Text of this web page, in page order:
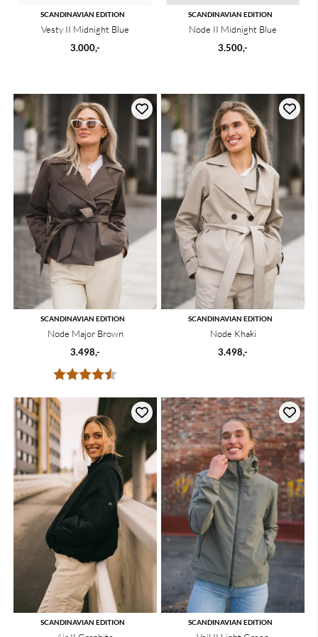
SCANDINAVIAN EDITION
Vesty II Midnight Blue
3.000,-
SCANDINAVIAN EDITION
Node II Midnight Blue
3.500,-
Karakter:
SCANDINAVIAN EDITION
Node Major Brown
3.498,-
SCANDINAVIAN EDITION
Node Khaki
3.498,-
SCANDINAVIAN EDITION SCANDINAVIAN EDITION